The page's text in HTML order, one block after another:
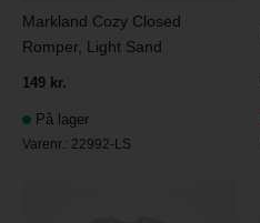
Markland Cozy Closed
Romper, Light Sand
149 kr.
På lager
Varenr.: 22992-LS